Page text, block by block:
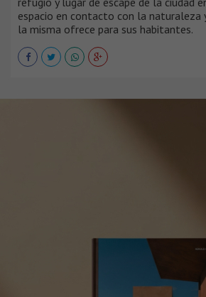
espacio en contacto con la naturaleza
la misma ofrece para sus habitantes.